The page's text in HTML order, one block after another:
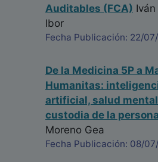
Auditables (FCA)
Ibor
Fecha Publicación: 22/
De la Medicina 5P a
Humanitas:
artificial, salud
custodia de la persona
Moreno Gea
Fecha Publicación: 08/